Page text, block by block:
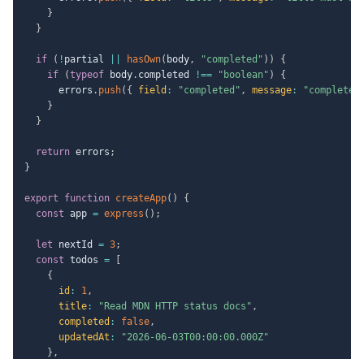
}
}
if ( ! partial hasOwn( body, "completed" ) )
{
if
(typeof body. completed !== "boolean" )
{
      errors
. push( { field : "completed" , message :
}
}
return errors ;
}
export function createApp( )
{
const app = express ( ) ;
let nextId = 3;
const todos =
{
id : 1,
title : "Read MDN HTTP status docs" ,
completed : false,
updatedAt :
"2026-06-03T00:00:00.000Z"
} ,